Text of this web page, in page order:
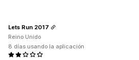
Lets Run 2017
Reino Unido
8 días usando la aplicación